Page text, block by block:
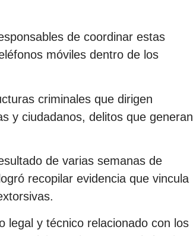
de coordinar estas
móviles dentro de los
criminales que dirigen
y ciudadanos, delitos que generan
de varias semanas de
recopilar evidencia que vincula
legal y técnico relacionado con los